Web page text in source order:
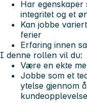
Har egenskaper
integritet og et
Kan jobbe
ferier
Erfaring innen
I denne rollen vil du:
Være en ekte
Jobbe som et
ytelse gjennom